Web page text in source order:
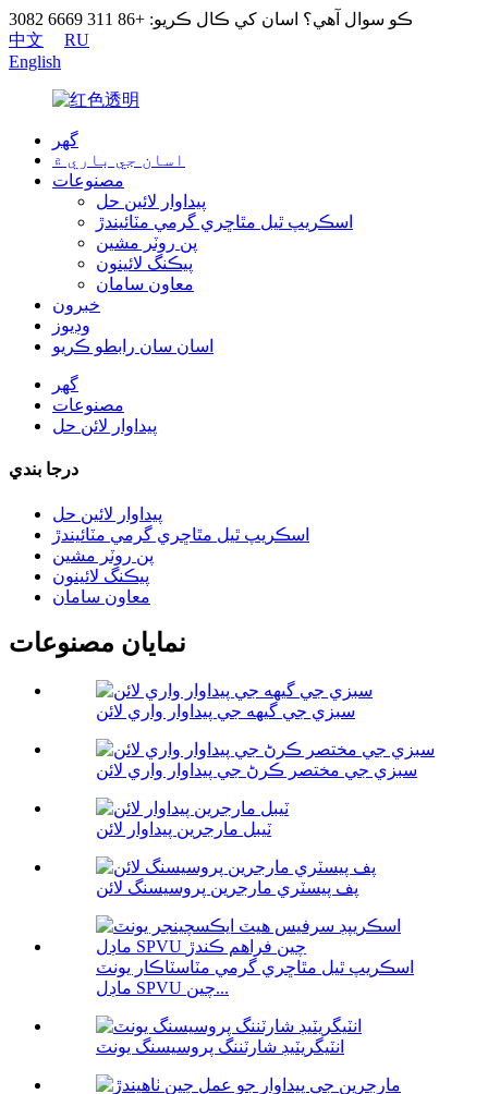
ڪو سوال آهي؟ اسان کي ڪال ڪريو: +86 311 6669 3082
中文
RU
English
گھر
اسان جي باري ۾
مصنوعات
پيداوار لائين حل
اسڪريپ ٿيل مٿاڇري گرمي مٽائيندڙ
پن روٽر مشين
پيڪنگ لائينون
معاون سامان
خبرون
وڊيوز
اسان سان رابطو ڪريو
گھر
مصنوعات
پيداوار لائن حل
درجا بندي
پيداوار لائين حل
اسڪريپ ٿيل مٿاڇري گرمي مٽائيندڙ
پن روٽر مشين
پيڪنگ لائينون
معاون سامان
نمايان مصنوعات
سبزي جي گيهه جي پيداوار واري لائن
سبزي جي مختصر ڪرڻ جي پيداوار واري لائن
ٽيبل مارجرين پيداوار لائن
پف پيسٽري مارجرين پروسيسنگ لائن
اسڪريپ ٿيل مٿاڇري گرمي مٽاسٽاڪار يونٽ
ماڊل SPVU چين...
انٽيگريٽيڊ شارٽننگ پروسيسنگ يونٽ